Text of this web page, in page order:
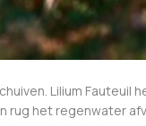
Lilium Fauteuil
rug het regenwater